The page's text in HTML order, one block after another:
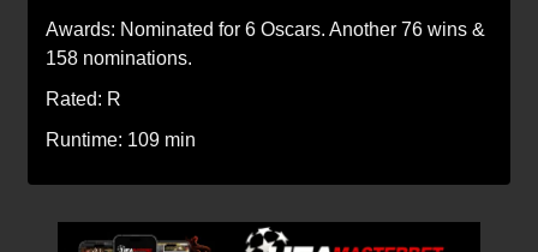
Awards: Nominated for 6 Oscars. Another 76 wins &
158 nominations.
Rated: R
Runtime: 109 min